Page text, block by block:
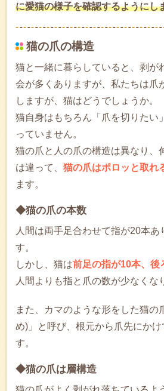
に愛猫の様子を確認するようにし
猫の爪の構造
猫と一緒に暮らしていると、剥が
会が多くありますが、私たちは爪
しますが、猫はどうでしょうか。
猫自身はもちろん「爪を切りたい
っていません。
猫の爪と人の爪の構造は異なり、
は違って、 猫の爪はポロッと取れ
ます。
◆猫の爪の本数
人間は両手足合わせて指が20本
す。
しかし、猫は前足の指が10本、後
人間よりも指と爪の数が少なくな
また、カマのような形をした猫の
め)」と呼び、根元から爪先にかけ
す。
◆猫の爪は層構造